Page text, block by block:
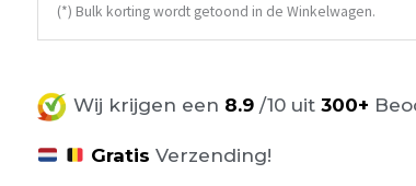
(*) Bulk korting wordt getoond in de Winkelwagen.
Wij krijgen een 8.9 /10 uit 300+
Gratis Verzending!